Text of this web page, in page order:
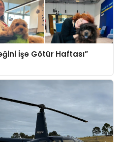
İşe Götür Haftası”